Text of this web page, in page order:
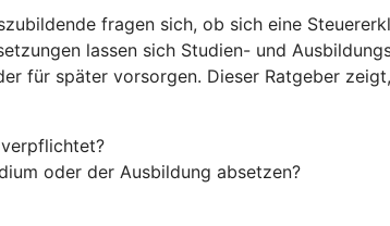
fragen sich, ob sich eine
lassen sich Studien- und
für später vorsorgen. Dieser Ratgeber
oder der Ausbildung absetzen?